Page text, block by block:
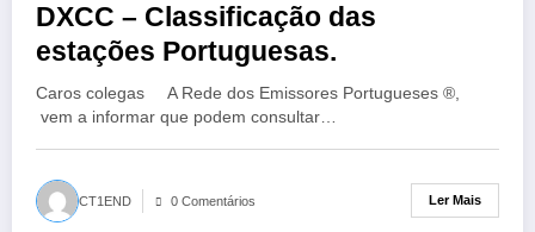
DXCC – Classificação das
estações Portuguesas.
Caros colegas A Rede dos Emissores Portugueses ®,
vem a informar que podem consultar…
CT1END 0 Comentários Ler Mais